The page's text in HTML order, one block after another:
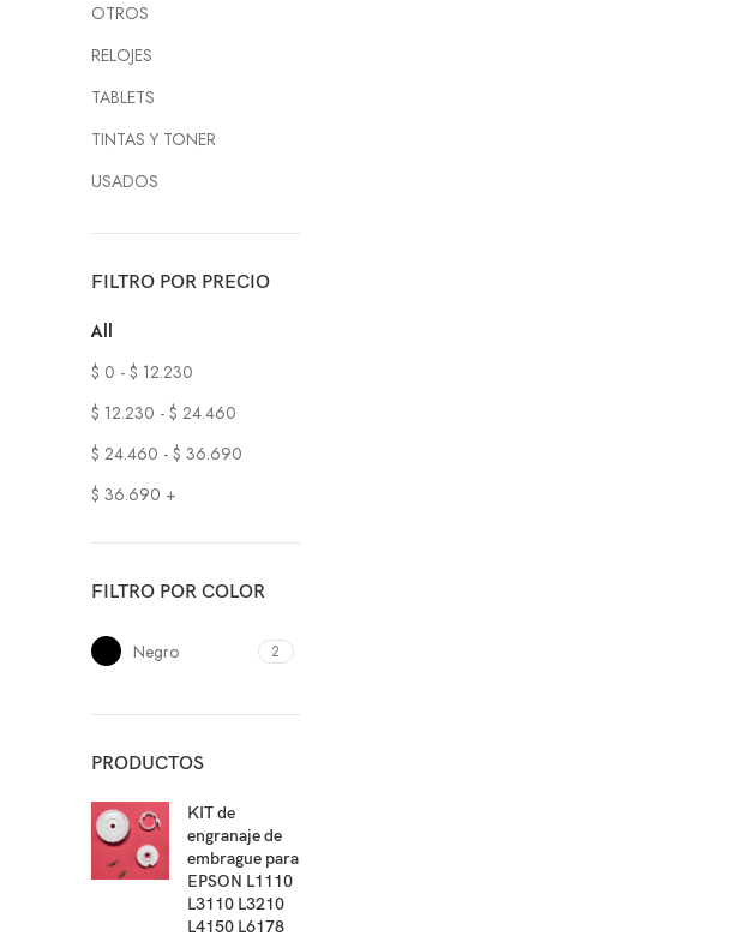
OTROS
RELOJES
TABLETS
TINTAS Y TONER
USADOS
FILTRO POR PRECIO
All
$ 0 - $ 12.230
$ 12.230 - $ 24.460
$ 24.460 - $ 36.690
$ 36.690 +
FILTRO POR COLOR
Negro 2
PRODUCTOS
KIT de
engranaje de
embrague para
EPSON L1110
L3110 L3210
L4150 L6178